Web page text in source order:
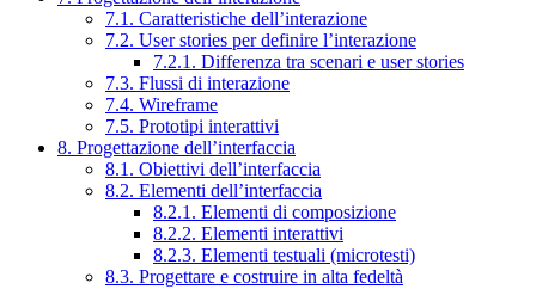
7.1. Caratteristiche dell’interazione
7.2. User stories per definire l’interazione
7.2.1. Differenza tra scenari e user stories
7.3. Flussi di interazione
7.4. Wireframe
7.5. Prototipi interattivi
8. Progettazione dell’interfaccia
8.1. Obiettivi dell’interfaccia
8.2. Elementi dell’interfaccia
8.2.1. Elementi di composizione
8.2.2. Elementi interattivi
8.2.3. Elementi testuali (microtesti)
8.3. Progettare e costruire in alta fedeltà